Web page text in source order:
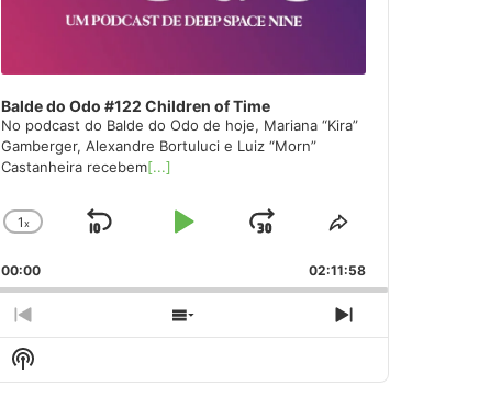
Balde do Odo #122 Children of Time
No podcast do Balde do Odo de hoje, Mariana “Kira”
Gamberger, Alexandre Bortuluci e Luiz “Morn”
Castanheira recebem[...]
Change
Rate
1x
Skip
Play
Jump
Forward
Share
Episode
00:00 02:11:58
Previous
Episode
Show
Episodes
Next
Episode
Show
Podcast